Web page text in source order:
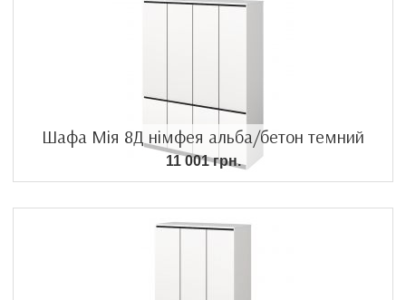
Шафа Мія 8Д німфея альба/бетон темний
11 001 грн.